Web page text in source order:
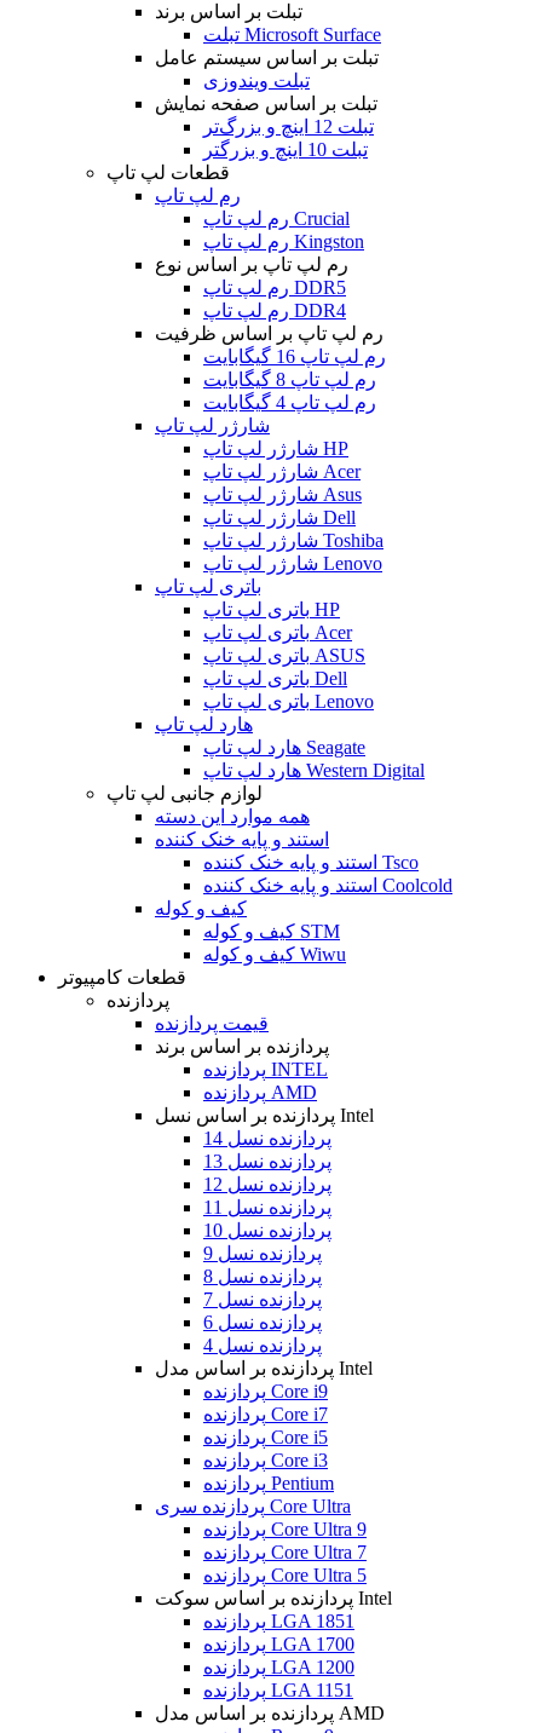
تبلت بر اساس برند
تبلت Microsoft Surface
تبلت بر اساس سیستم عامل
تبلت ویندوزی
تبلت بر اساس صفحه نمایش
تبلت 12 اینچ و بزرگ‌تر
تبلت 10 اینچ و بزرگتر
قطعات لپ تاپ
رم لپ تاپ
رم لپ تاپ Crucial
رم لپ تاپ Kingston
رم لپ تاپ بر اساس نوع
رم لپ تاپ DDR5
رم لپ تاپ DDR4
رم لپ تاپ بر اساس ظرفیت
رم لپ تاپ 16 گیگابایت
رم لپ تاپ 8 گیگابایت
رم لپ تاپ 4 گیگابایت
شارژر لپ تاپ
شارژر لپ تاپ HP
شارژر لپ تاپ Acer
شارژر لپ تاپ Asus
شارژر لپ تاپ Dell
شارژر لپ تاپ Toshiba
شارژر لپ تاپ Lenovo
باتری لپ تاپ
باتری لپ تاپ HP
باتری لپ تاپ Acer
باتری لپ تاپ ASUS
باتری لپ تاپ Dell
باتری لپ تاپ Lenovo
هارد لپ تاپ
هارد لپ تاپ Seagate
هارد لپ تاپ Western Digital
لوازم جانبی لپ تاپ
همه موارد این دسته
استند و پایه خنک کننده
استند و پایه خنک کننده Tsco
استند و پایه خنک کننده Coolcold
کیف و کوله
کیف و کوله STM
کیف و کوله Wiwu
قطعات کامپیوتر
پردازنده
قیمت پردازنده
پردازنده بر اساس برند
پردازنده INTEL
پردازنده AMD
پردازنده بر اساس نسل Intel
پردازنده نسل 14
پردازنده نسل 13
پردازنده نسل 12
پردازنده نسل 11
پردازنده نسل 10
پردازنده نسل 9
پردازنده نسل 8
پردازنده نسل 7
پردازنده نسل 6
پردازنده نسل 4
پردازنده بر اساس مدل Intel
پردازنده Core i9
پردازنده Core i7
پردازنده Core i5
پردازنده Core i3
پردازنده Pentium
پردازنده سری Core Ultra
پردازنده Core Ultra 9
پردازنده Core Ultra 7
پردازنده Core Ultra 5
پردازنده بر اساس سوکت Intel
پردازنده LGA 1851
پردازنده LGA 1700
پردازنده LGA 1200
پردازنده LGA 1151
پردازنده بر اساس مدل AMD